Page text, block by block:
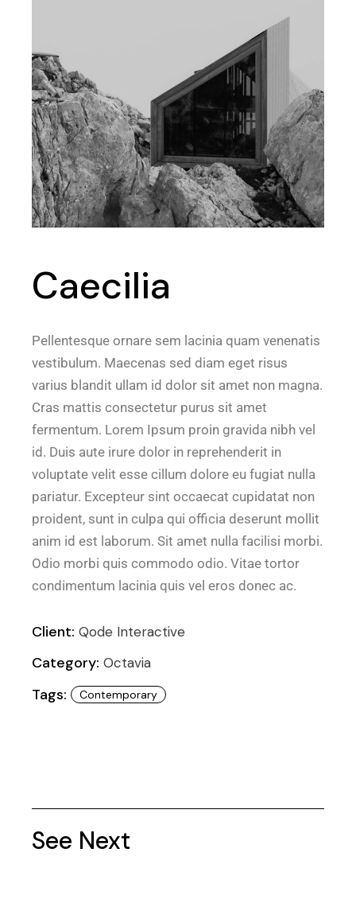
Caecilia
Pellentesque ornare sem lacinia quam venenatis
vestibulum. Maecenas sed diam eget risus
varius blandit ullam id dolor sit amet non magna.
Cras mattis consectetur purus sit amet
fermentum. Lorem Ipsum proin gravida nibh vel
id. Duis aute irure dolor in reprehenderit in
voluptate velit esse cillum dolore eu fugiat nulla
pariatur. Excepteur sint occaecat cupidatat non
proident, sunt in culpa qui officia deserunt mollit
anim id est laborum. Sit amet nulla facilisi morbi.
Odio morbi quis commodo odio. Vitae tortor
condimentum lacinia quis vel eros donec ac.
Client: Qode Interactive
Category: Octavia
Tags: Contemporary
See Next